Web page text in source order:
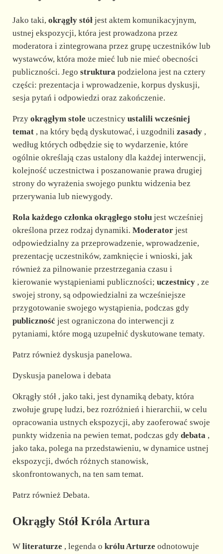
Jako taki, okrągły stółjest aktem komunikacyjnym,
ustnej ekspozycji, która jest prowadzona przez
moderatora i zintegrowana przez grupę uczestników lub
wystawców, która może mieć lub nie mieć obecności
publiczności. Jego strukturapodzielona jest na cztery
części: prezentacja i wprowadzenie, korpus dyskusji,
sesja pytań i odpowiedzi oraz zakończenie.
Przy okrągłym stole uczestnicy ustalili wcześniej
temat, na który będą dyskutować, i uzgodnili zasady,
według których odbędzie się to wydarzenie, które
ogólnie określają czas ustalony dla każdej interwencji,
kolejność uczestnictwa i poszanowanie prawa drugiej
strony do wyrażenia swojego punktu widzenia bez
przerywania lub niewygody.
Rola każdego członka okrągłego stołujest wcześniej
określona przez rodzaj dynamiki. Moderatorjest
odpowiedzialny za przeprowadzenie, wprowadzenie,
prezentację uczestników, zamknięcie i wnioski, jak
również za pilnowanie przestrzegania czasu i
kierowanie wystąpieniami publiczności; uczestnicy, ze
swojej strony, są odpowiedzialni za wcześniejsze
przygotowanie swojego wystąpienia, podczas gdy
publiczność jest ograniczona do interwencji z
pytaniami, które mogą uzupełnić dyskutowane tematy.
Patrz również dyskusja panelowa.
Dyskusja panelowa i debata
Okrągły stół , jako taki, jest dynamiką debaty, która
zwołuje grupę ludzi, bez rozróżnień i hierarchii, w celu
opracowania ustnych ekspozycji, aby zaoferować swoje
punkty widzenia na pewien temat, podczas gdy debata,
jako taka, polega na przedstawieniu, w dynamice ustnej
ekspozycji, dwóch różnych stanowisk,
skonfrontowanych, na ten sam temat.
Patrz również Debata.
Okrągły Stół Króla Artura
W literaturze , legenda o królu Arturze odnotowuje